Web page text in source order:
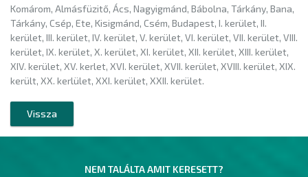
Komárom, Almásfüzitő, Ács, Nagyigmánd, Bábolna, Tárkány, Bana,
Tárkány, Csép, Ete, Kisigmánd, Csém, Budapest, I. kerület, II.
kerület, III. kerület, IV. kerület, V. kerület, VI. kerület, VII. kerület, VIII.
kerület, IX. kerület, X. kerület, XI. kerület, XII. kerület, XIII. kerület,
XIV. kerület, XV. kerlet, XVI. kerület, XVII. kerület, XVIII. kerület, XIX.
került, XX. kerlület, XXI. kerület, XXII. kerület.
Vissza
NEM TALÁLTA AMIT KERESETT?